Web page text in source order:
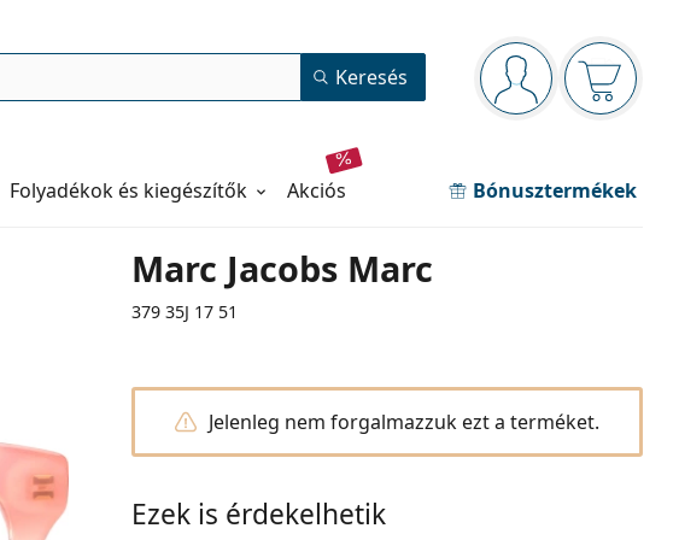
Navigációs panel
Bejelentkezve
Kosara
Keresés
Folyadékok és kiegészítők akciós Bónusztermékek
Marc Jacobs Marc
379 35J 17 51
Jelenleg nem forgalmazzuk ezt a terméket.
Ezek is érdekelhetik